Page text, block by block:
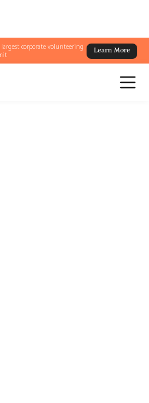
largest corporate volunteering
Learn More